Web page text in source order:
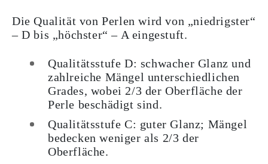
Die Qualität von Perlen wird von „niedrigster“
– D bis „höchster“ – A eingestuft.
Qualitätsstufe D: schwacher Glanz und
zahlreiche Mängel unterschiedlichen
Grades, wobei 2/3 der Oberfläche der
Perle beschädigt sind.
Qualitätsstufe C: guter Glanz; Mängel
bedecken weniger als 2/3 der
Oberfläche.